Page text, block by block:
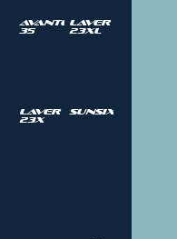
Avantgarde
35
Laver
23XL
Laver
23X
SUNSIX